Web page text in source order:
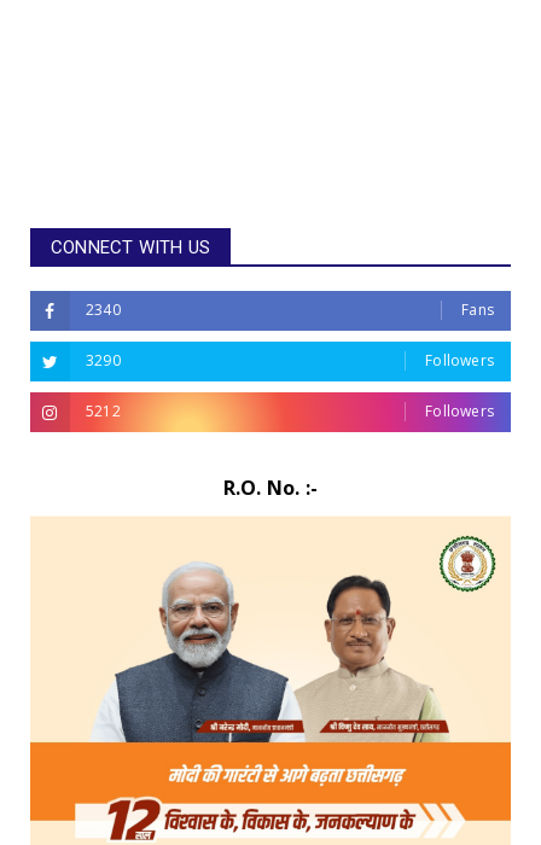
CONNECT WITH US
2340 Fans
3290 Followers
5212 Followers
R.O. No. :-